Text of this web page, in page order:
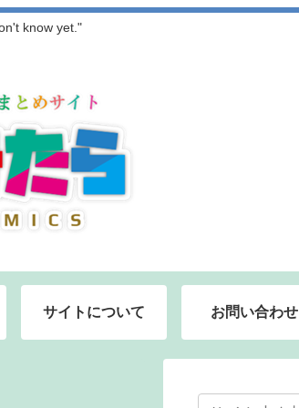
know yet."
サイトについて お問い合わせ